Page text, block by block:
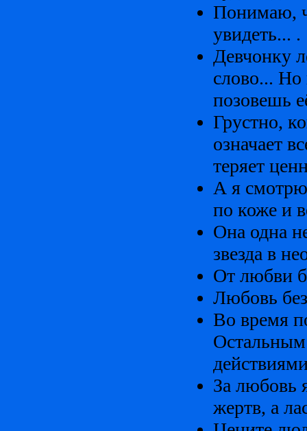
Понимаю,
увидеть... .
Девчонку
слово... Но
позовешь
Грустно,
означает
теряет
А я
по коже и
Она одна
звезда в
От любви
Любовь
Во время
Остальным
За любовь
жертв, а